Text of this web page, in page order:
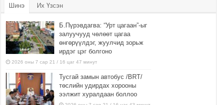
Шинэ Их Үзсэн
Б.Пүрэвдагва: “Урт цагаан”-ыг
залуучууд чөлөөт цагаа
өнгөрүүлдэг, жуулчид зорьж
ирдэг цэг болгоно
2026 оны 7 сар 21 / 16 цаг 47 минут
Тусгай замын автобус /BRT/
төслийн удирдах хорооны
ээлжит хуралдаан боллоо